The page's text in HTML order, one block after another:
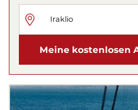
Meine kostenlosen